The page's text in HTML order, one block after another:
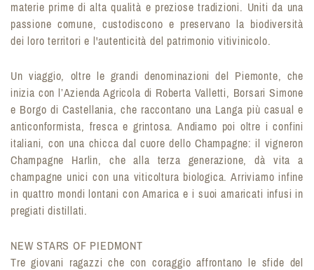
materie prime di alta qualità e preziose tradizioni. Uniti da una
passione comune, custodiscono e preservano la biodiversità
dei loro territori e l'autenticità del patrimonio vitivinicolo.
Un viaggio, oltre le grandi denominazioni del Piemonte, che
inizia con l’Azienda Agricola di Roberta Valletti, Borsari Simone
e Borgo di Castellania, che raccontano una Langa più casual e
anticonformista, fresca e grintosa. Andiamo poi oltre i confini
italiani, con una chicca dal cuore dello Champagne: il vigneron
Champagne Harlin, che alla terza generazione, dà vita a
champagne unici con una viticoltura biologica. Arriviamo infine
in quattro mondi lontani con Amarica e i suoi amaricati infusi in
pregiati distillati.
NEW STARS OF PIEDMONT
Tre giovani ragazzi che con coraggio affrontano le sfide del